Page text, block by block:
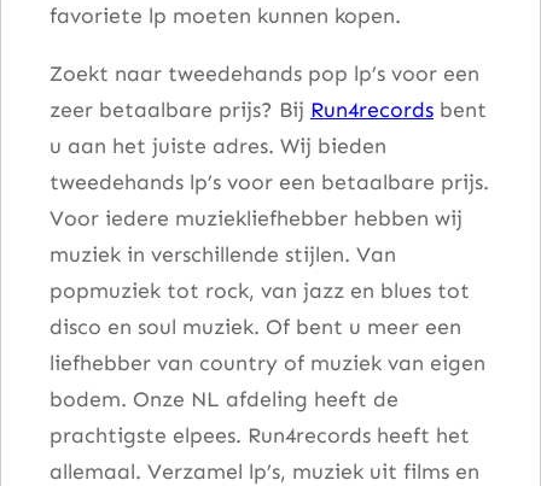
favoriete lp moeten kunnen kopen.
Zoekt naar tweedehands pop lp’s voor een
zeer betaalbare prijs? Bij Run4records bent
u aan het juiste adres. Wij bieden
tweedehands lp’s voor een betaalbare prijs.
Voor iedere muziekliefhebber hebben wij
muziek in verschillende stijlen. Van
popmuziek tot rock, van jazz en blues tot
disco en soul muziek. Of bent u meer een
liefhebber van country of muziek van eigen
bodem. Onze NL afdeling heeft de
prachtigste elpees. Run4records heeft het
allemaal. Verzamel lp’s, muziek uit films en